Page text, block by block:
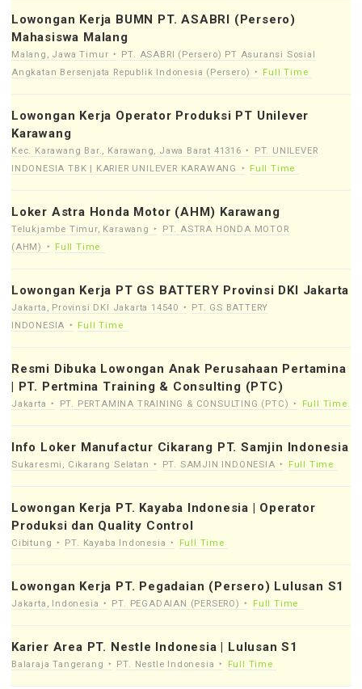
Lowongan Kerja BUMN PT. ASABRI (Persero)
Mahasiswa Malang
Malang, Jawa Timur
PT. ASABRI (Persero) PT Asuransi Sosial
Angkatan Bersenjata Republik Indonesia (Persero)
Full Time
Lowongan Kerja Operator Produksi PT Unilever
Karawang
Kec. Karawang Bar., Karawang, Jawa Barat 41316
PT. UNILEVER
INDONESIA TBK | KARIER UNILEVER KARAWANG
Full Time
Loker Astra Honda Motor (AHM) Karawang
Telukjambe Timur, Karawang
PT. ASTRA HONDA MOTOR
(AHM)
Full Time
Lowongan Kerja PT GS BATTERY Provinsi DKI Jakarta
Jakarta, Provinsi DKI Jakarta 14540
PT. GS BATTERY
INDONESIA
Full Time
Resmi Dibuka Lowongan Anak Perusahaan Pertamina
| PT. Pertmina Training & Consulting (PTC)
Jakarta PT. PERTAMINA TRAINING & CONSULTING (PTC) Full Time
Info Loker Manufactur Cikarang PT. Samjin Indonesia
Sukaresmi, Cikarang Selatan PT. SAMJIN INDONESIA Full Time
Lowongan Kerja PT. Kayaba Indonesia | Operator
Produksi dan Quality Control
Cibitung PT. Kayaba Indonesia Full Time
Lowongan Kerja PT. Pegadaian (Persero) Lulusan S1
Jakarta, Indonesia PT. PEGADAIAN (PERSERO) Full Time
Karier Area PT. Nestle Indonesia | Lulusan S1
Balaraja Tangerang PT. Nestle Indonesia Full Time